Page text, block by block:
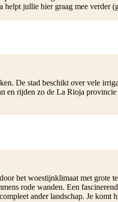
jullie hier graag mee verder
De stad beschikt over vele
en rijden zo de La Rioja
het woestijnklimaat met grote
rode wanden. Een
ander landschap. Je komt